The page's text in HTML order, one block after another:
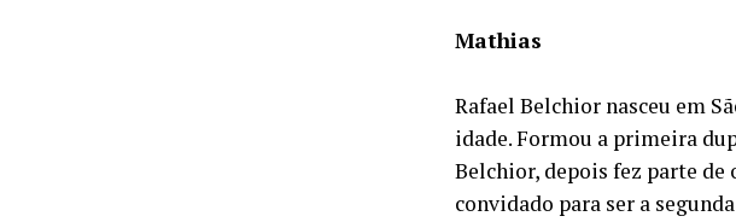
Mathias
Rafael Belchior nasceu em
idade. Formou a primeira
Belchior, depois fez parte de
convidado para ser a